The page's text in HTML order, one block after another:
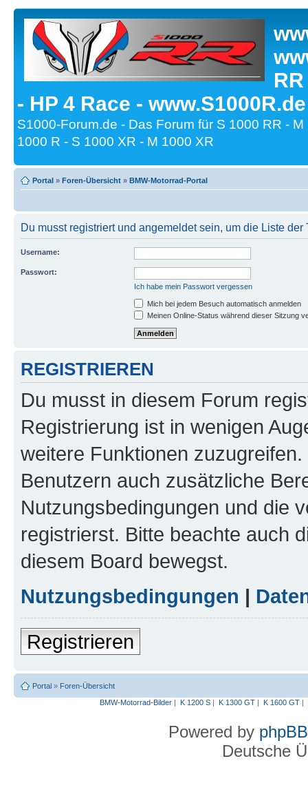
- HP 4 Race -
S1000-Forum.de - Das Forum für S 1000 RR -
1000 R - S 1000 XR - M 1000 XR
Portal » Foren-Übersicht » BMW-Motorrad-Portal
Du musst registriert und angemeldet sein, um die Liste
Username:
Passwort:
Ich habe mein Passwort vergessen
Mich bei jedem Besuch automatisch anmelden
Meinen Online-Status während dieser Sitzung
REGISTRIEREN
Du musst in diesem Forum
Registrierung ist in wenigen
weitere Funktionen
Benutzern auch zusätzliche
Nutzungsbedingungen und die
registrierst. Bitte beachte auch
diesem Board bewegst.
Nutzungsbedingungen |
Registrieren
Portal » Foren-Übersicht
BMW-Motorrad-Bilder| K 1200 S| K 1300 GT| K 1600 GT|
Powered by phpBB
Deutsche